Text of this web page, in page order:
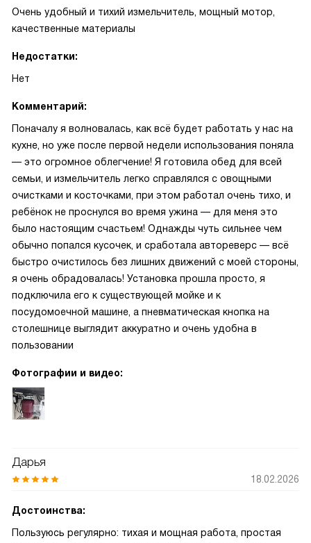
Очень удобный и тихий измельчитель, мощный мотор,
качественные материалы
Недостатки:
Нет
Комментарий:
Поначалу я волновалась, как всё будет работать у нас на
кухне, но уже после первой недели использования поняла
— это огромное облегчение! Я готовила обед для всей
семьи, и измельчитель легко справлялся с овощными
очистками и косточками, при этом работал очень тихо, и
ребёнок не проснулся во время ужина — для меня это
было настоящим счастьем! Однажды чуть сильнее чем
обычно попался кусочек, и сработала автореверс — всё
быстро очистилось без лишних движений с моей стороны,
я очень обрадовалась! Установка прошла просто, я
подключила его к существующей мойке и к
посудомоечной машине, а пневматическая кнопка на
столешнице выглядит аккуратно и очень удобна в
пользовании
Фотографии и видео:
Дарья
18.02.2026
Достоинства:
Пользуюсь регулярно: тихая и мощная работа, простая